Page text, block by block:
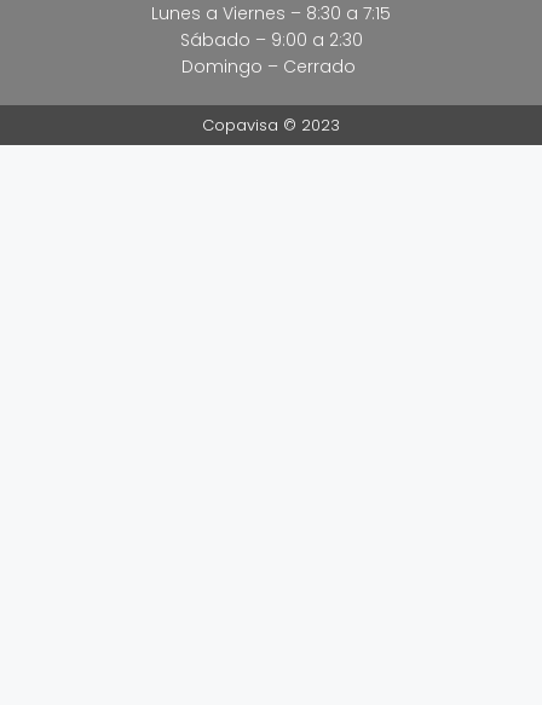
Lunes a Viernes – 8:30 a 7:15
Sábado – 9:00 a 2:30
Domingo – Cerrado
Copavisa © 2023